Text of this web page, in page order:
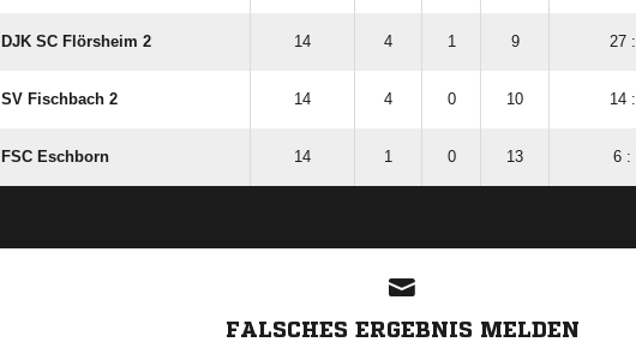
DJK SC Flörsheim 2 14 4 1 9 27
SV Fischbach 2 14 4 0 10 14
FSC Eschborn 14 1 0 13 6 :
FALSCHES ERGEBNIS MELDEN